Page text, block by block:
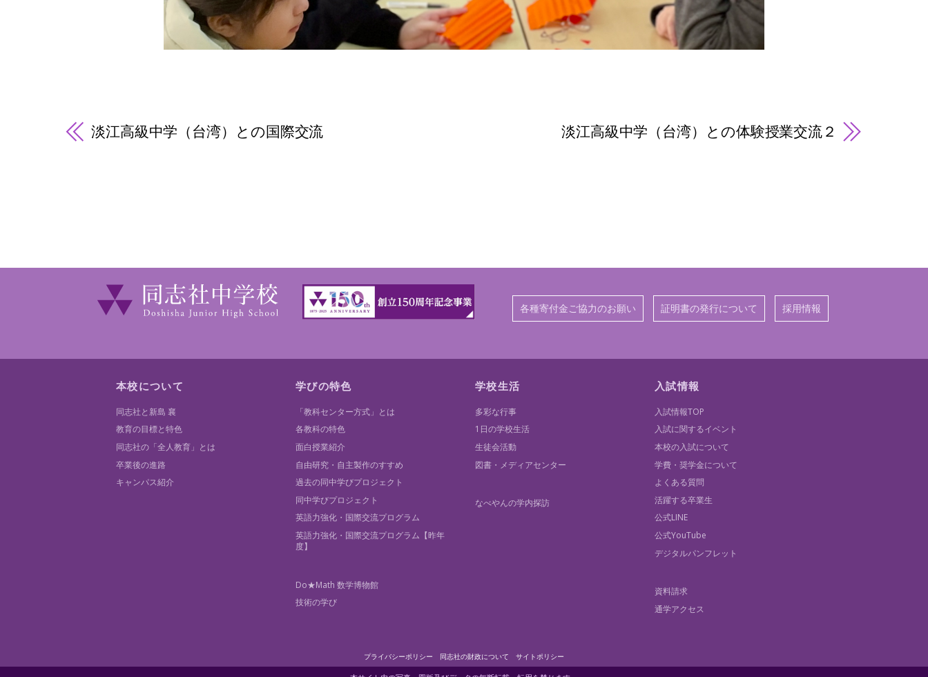
淡江高級中学（台湾）との国際交流 淡江高級中学（台湾）との体験授業交流２
各種寄付金ご協力のお願い 証明書の発行について 採用情報
本校について
同志社と新島 襄
教育の目標と特色
同志社の「全人教育」とは
卒業後の進路
キャンパス紹介
学びの特色
「教科センター方式」とは
各教科の特色
面白授業紹介
自由研究・自主製作のすすめ
過去の同中学びプロジェクト
同中学びプロジェクト
英語力強化・国際交流プログラム
英語力強化・国際交流プログラム【昨年
度】
Do★Math 数学博物館
技術の学び
学校生活
多彩な行事
1日の学校生活
生徒会活動
図書・メディアセンター
なべやんの学内探訪
入試情報
入試情報TOP
入試に関するイベント
本校の入試について
学費・奨学金について
よくある質問
活躍する卒業生
公式LINE
公式YouTube
デジタルパンフレット
資料請求
通学アクセス
プライバシーポリシー 同志社の財政について サイトポリシー